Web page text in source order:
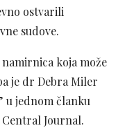
ostvarili
sudove.
koja može
je dr Debra Miler
u jednom članku
Journal.